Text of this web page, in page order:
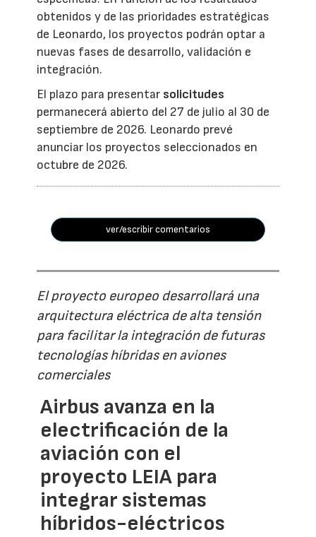
obtenidos y de las prioridades estratégicas
de Leonardo, los proyectos podrán optar a
nuevas fases de desarrollo, validación e
integración.
El plazo para presentar solicitudes
permanecerá abierto del 27 de julio al 30 de
septiembre de 2026. Leonardo prevé
anunciar los proyectos seleccionados en
octubre de 2026.
ver/escribir comentarios
El proyecto europeo desarrollará una
arquitectura eléctrica de alta tensión
para facilitar la integración de futuras
tecnologías híbridas en aviones
comerciales
Airbus avanza en la
electrificación de la
aviación con el
proyecto LEIA para
integrar sistemas
híbridos-eléctricos